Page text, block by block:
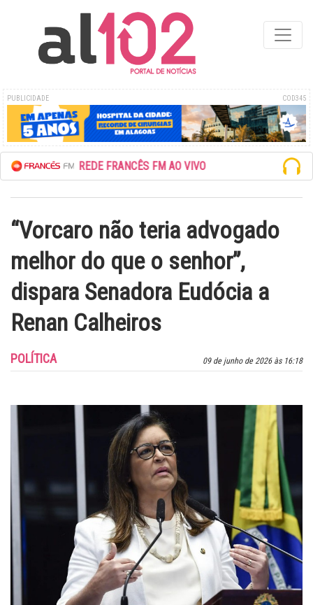
PUBLICIDADE COD345
ESCUTE A REDE FRANCÊS FM AO VIVO
“Vorcaro não teria advogado
melhor do que o senhor”,
dispara Senadora Eudócia a
Renan Calheiros
09 de junho de 2026 às 16:18
POLÍTICA